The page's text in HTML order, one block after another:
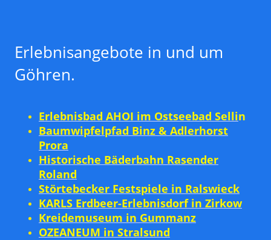
Erlebnisangebote in und um
Göhren.
Erlebnisbad AHOI im Ostseebad Sellin
Baumwipfelpfad Binz & Adlerhorst
Prora
Historische Bäderbahn Rasender
Roland
Störtebecker Festspiele in Ralswieck
KARLS Erdbeer-Erlebnisdorf in Zirkow
Kreidemuseum in Gummanz
OZEANEUM in Stralsund